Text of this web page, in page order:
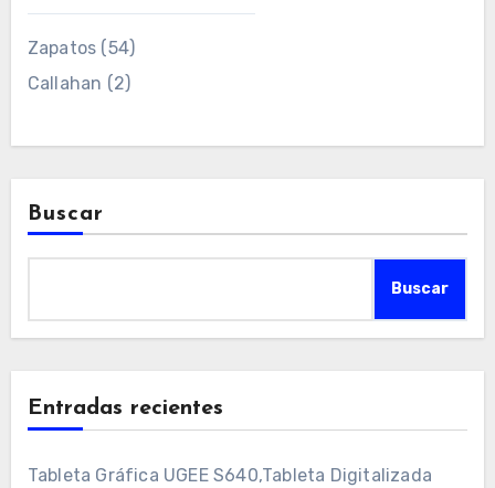
Zapatos (54)
Callahan (2)
Buscar
Buscar
Entradas recientes
Tableta Gráfica UGEE S640,Tableta Digitalizada